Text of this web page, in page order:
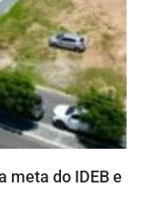
meta do IDEB e